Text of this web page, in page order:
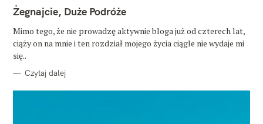
T
E
O
R
I
Żegnajcie, Duże Podróże
Mimo tego, że nie prowadzę aktywnie bloga już od czterech lat,
ciąży on na mnie i ten rozdział mojego życia ciągle nie wydaje mi
się..
Czytaj dalej